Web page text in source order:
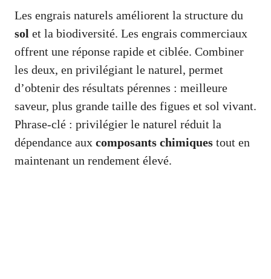
Les engrais naturels améliorent la structure du
sol et la biodiversité. Les engrais commerciaux
offrent une réponse rapide et ciblée. Combiner
les deux, en privilégiant le naturel, permet
d’obtenir des résultats pérennes : meilleure
saveur, plus grande taille des figues et sol vivant.
Phrase-clé : privilégier le naturel réduit la
dépendance aux composants chimiques tout en
maintenant un rendement élevé.